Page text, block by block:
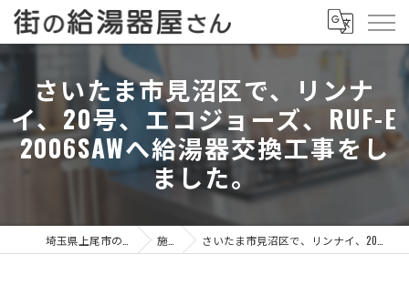
さいたま市見沼区で、リンナ
イ、20号、エコジョーズ、RUF-E
2006SAWへ給湯器交換工事をし
ました。
施工事例 さいたま市見沼区で、リンナイ、20号、エコジョーズ、RUF-E2006SAWへ給湯器交換工事をしました。